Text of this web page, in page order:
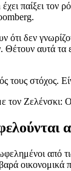
παίξει
ότι δεν
αυτά τα
τους στόχος.
από
οικονομικά